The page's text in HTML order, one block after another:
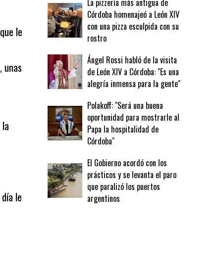
le
unas
le
La pizzería más antigua de
Córdoba homenajeó a León XIV
con una pizza esculpida con su
rostro
Ángel Rossi habló de la visita
de León XIV a Córdoba: "Es una
alegría inmensa para la gente"
Polakoff: "Será una buena
oportunidad para mostrarle al
Papa la hospitalidad de
Córdoba"
El Gobierno acordó con los
prácticos y se levanta el paro
que paralizó los puertos
argentinos